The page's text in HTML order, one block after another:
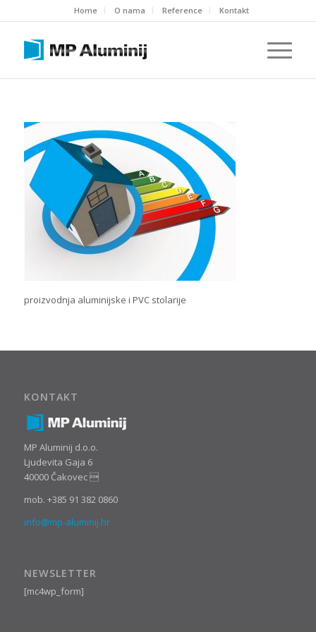
Home O nama Reference Kontakt
proizvodnja aluminijske i PVC stolarije
KONTAKT
MP Aluminij d.o.o.
Ljudevita Gaja 6
40000 Čakovec 
mob. +385 91 382 0860
info@mp-aluminij.hr
NEWSLETTER
[mc4wp_form]